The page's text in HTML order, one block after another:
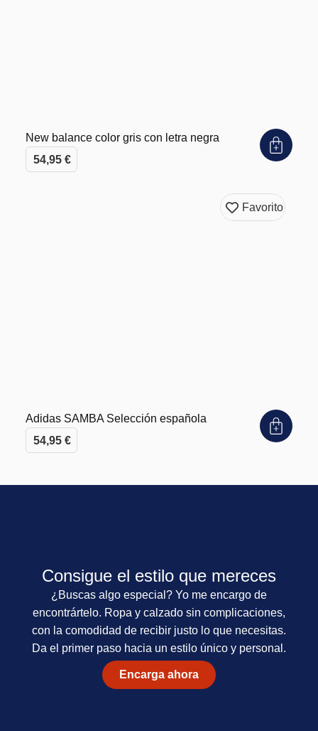
New balance color gris con letra negra
54,95 €
Favorito
Adidas SAMBA Selección española
54,95 €
Consigue el estilo que mereces
¿Buscas algo especial? Yo me encargo de
encontrártelo. Ropa y calzado sin complicaciones,
con la comodidad de recibir justo lo que necesitas.
Da el primer paso hacia un estilo único y personal.
Encarga ahora